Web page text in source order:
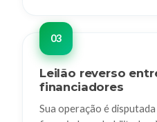
Leilão reverso
financiadores
Sua operação é